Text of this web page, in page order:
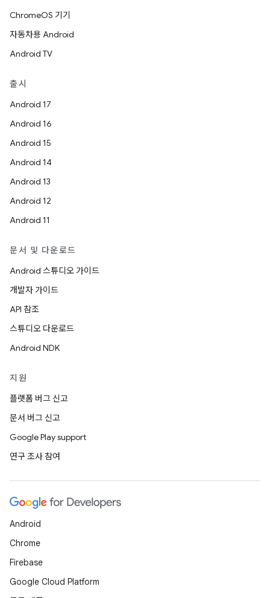
ChromeOS 기기
자동차용 Android
Android TV
출시
Android 17
Android 16
Android 15
Android 14
Android 13
Android 12
Android 11
문서 및 다운로드
Android 스튜디오 가이드
개발자 가이드
API 참조
스튜디오 다운로드
Android NDK
지원
플랫폼 버그 신고
문서 버그 신고
Google Play support
연구 조사 참여
Android
Chrome
Firebase
Google Cloud Platform